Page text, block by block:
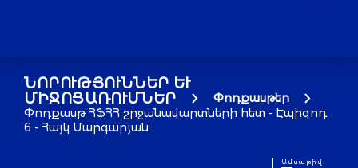
ՆՈՐՈՒԹՅՈՒՆՆԵՐ ԵՒ Մ
ԻՋՈՑԱՌՈՒՄՆԵՐ
Փոդքասթեր
Փոդքասթ ՀՖՀՀ շրջանավարտների հետ - Էպիզոդ
6 - Հայկ Մարգարյան
Ամսաթիվ